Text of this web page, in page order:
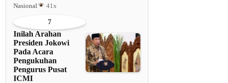
Nasional 41x
7
Inilah Arahan
Presiden Jokowi
Pada Acara
Pengukuhan
Pengurus Pusat
ICMI